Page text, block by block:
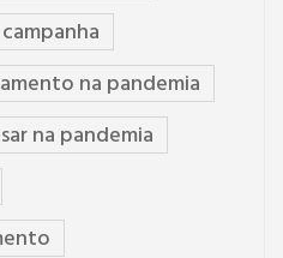
campanha
na pandemia
na pandemia